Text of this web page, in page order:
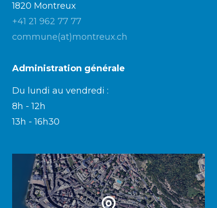
Annonces et demandes
Enfance/jeunesse
Locations
Mobilité
1820 Montreux
+41 21 962 77 77
commune(at)montreux.ch
Administration générale
Du lundi au vendredi :
8h - 12h
13h - 16h30